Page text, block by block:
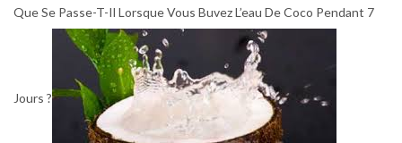
Que Se Passe-T-Il Lorsque Vous Buvez L’eau De Coco Pendant 7
Jours ?